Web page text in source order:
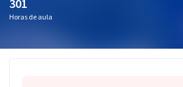
Aprovados
301
Horas de aula